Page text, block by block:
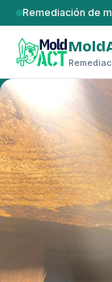
Saltar al
Remediación de